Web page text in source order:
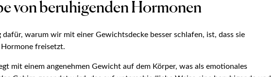
von beruhigenden Hormonen
dafür, warum wir mit einer Gewichtsdecke besser schlafen, ist, dass sie
Hormone freisetzt.
mit einem angenehmen Gewicht auf dem Körper, was als emotionales